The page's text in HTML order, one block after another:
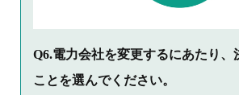
Q6.電力会社を変更するにあたり、
ことを選んでください。